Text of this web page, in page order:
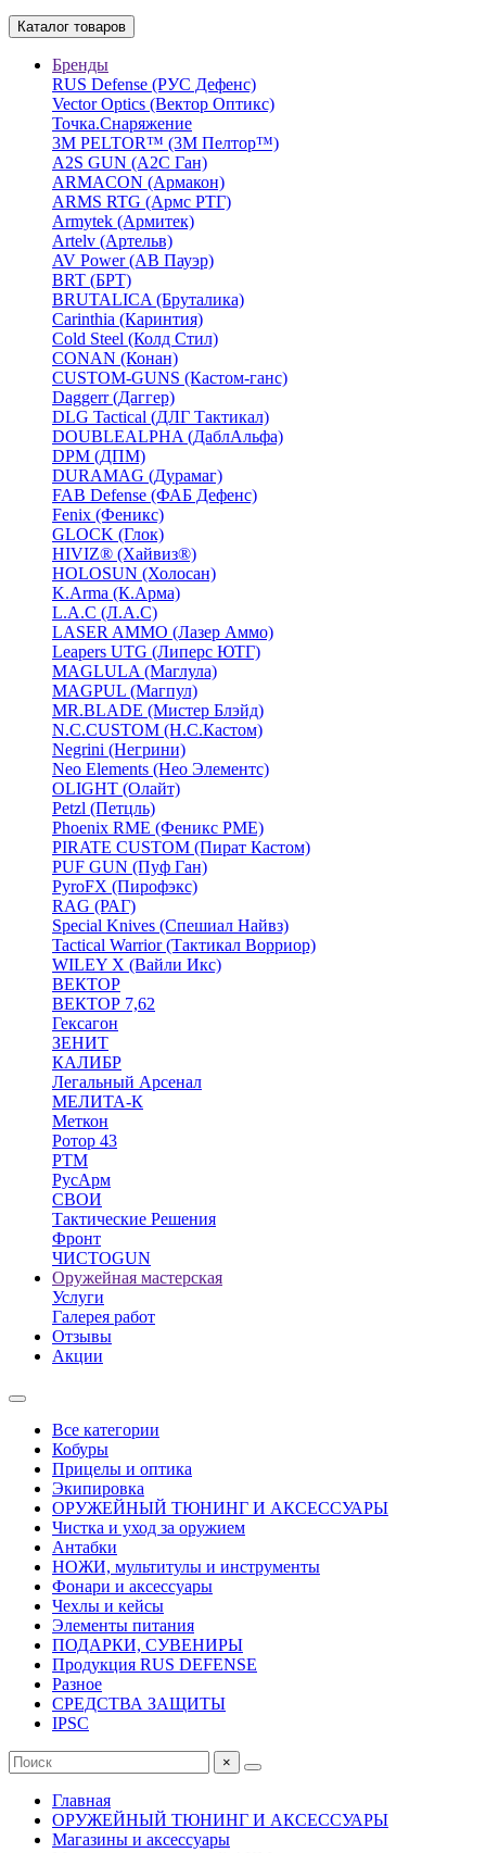
Каталог товаров
Бренды
RUS Defense (РУС Дефенс)
Vector Optics (Вектор Оптикc)
Точка.Снаряжение
3М PELTOR™ (3М Пелтор™)
A2S GUN (А2С Ган)
ARMACON (Армакон)
ARMS RTG (Армс РТГ)
Armytek (Армитек)
Artelv (Артельв)
AV Power (АВ Пауэр)
BRT (БРТ)
BRUTALICA (Бруталика)
Carinthia (Каринтия)
Cold Steel (Колд Стил)
CONAN (Конан)
CUSTOM-GUNS (Кастом-ганс)
Daggerr (Даггер)
DLG Tactical (ДЛГ Тактикал)
DOUBLEALPHA (ДаблАльфа)
DPM (ДПМ)
DURAMAG (Дурамаг)
FAB Defense (ФАБ Дефенс)
Fenix (Феникс)
GLOCK (Глок)
HIVIZ® (Хайвиз®)
HOLOSUN (Холосан)
K.Arma (К.Арма)
L.A.C (Л.А.С)
LASER AMMO (Лазер Аммо)
Leapers UTG (Липерс ЮТГ)
MAGLULA (Маглула)
MAGPUL (Магпул)
MR.BLADE (Мистер Блэйд)
N.C.CUSTOM (Н.С.Кастом)
Negrini (Негрини)
Neo Elements (Нео Элементс)
OLIGHT (Олайт)
Petzl (Петцль)
Phoenix RME (Феникс РМЕ)
PIRATE CUSTOM (Пират Кастом)
PUF GUN (Пуф Ган)
PyroFX (Пирофэкс)
RAG (РАГ)
Special Knives (Спешиал Найвз)
Tactical Warrior (Тактикал Ворриор)
WILEY X (Вайли Икс)
ВЕКТОР
ВЕКТОР 7,62
Гексагон
ЗЕНИТ
КАЛИБР
Легальный Арсенал
МЕЛИТА-К
Меткон
Ротор 43
РТМ
РусАрм
СВОИ
Тактические Решения
Фронт
ЧИСТОGUN
Оружейная мастерская
Услуги
Галерея работ
Отзывы
Акции
Все категории
Кобуры
Прицелы и оптика
Экипировка
ОРУЖЕЙНЫЙ ТЮНИНГ И АКСЕССУАРЫ
Чистка и уход за оружием
Антабки
НОЖИ, мультитулы и инструменты
Фонари и аксессуары
Чехлы и кейсы
Элементы питания
ПОДАРКИ, СУВЕНИРЫ
Продукция RUS DEFENSE
Разное
СРЕДСТВА ЗАЩИТЫ
IPSC
×
Главная
ОРУЖЕЙНЫЙ ТЮНИНГ И АКСЕССУАРЫ
Магазины и аксессуары